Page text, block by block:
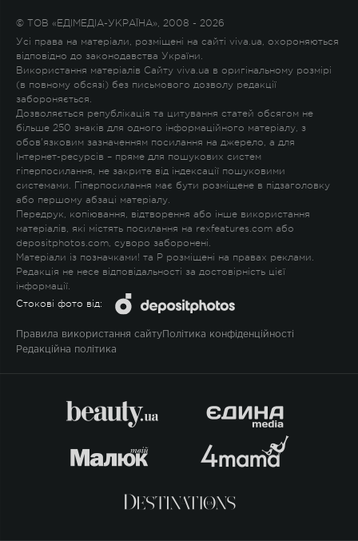
© ТОВ «ЕДІМЕДІА-УКРАЇНА», 2008 - 2026
Усі права на матеріали, розміщені на сайті viva.ua, охороняються
відповідно до законодавства України.
Використання матеріалів Сайту viva.ua в оригінальному розмірі
(в повному обсязі) без письмового дозволу редакції
забороняється.
Дозволяється републікація та цитування статей обсягом не
більше 250 знаків для одного інформаційного матеріалу, з
обов'язковим зазначенням посилання на джерело, а для
Інтернет-ресурсів – пряме для пошукових систем
гіперпосилання, не закрите від індексації пошуковими
системами. Гіперпосилання має бути розміщене в підзаголовку
або першому абзаці матеріалу.
Передрук, копіювання, відтворення або інше використання
матеріалів, які містять посилання на rexfeatures.com або
depositphotos.com, суворо заборонені.
Матеріали із позначками! та P розміщені на правах реклами.
Редакція не несе відповідальності за достовірність цієї
інформації.
Стокові фото від:
Правила використання сайту Політика конфіденційності
Редакційна політика